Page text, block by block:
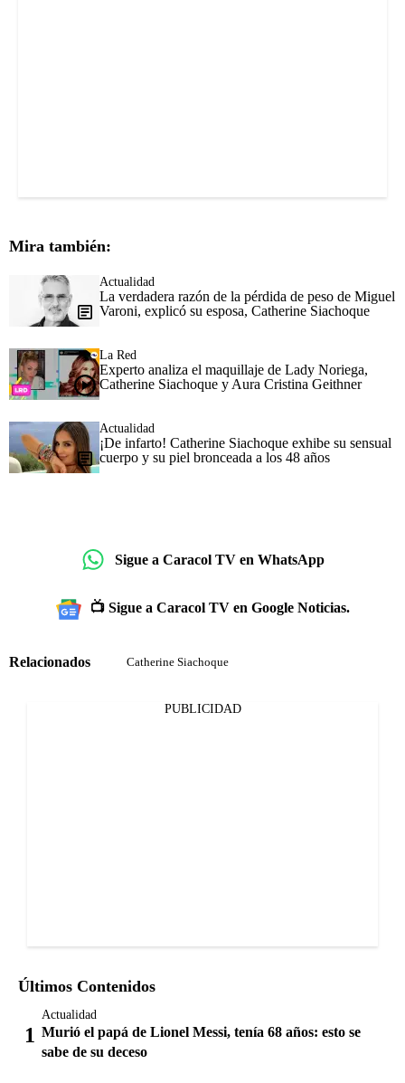
Mira también:
Actualidad
La verdadera razón de la pérdida de peso de Miguel
Varoni, explicó su esposa, Catherine Siachoque
La Red
Experto analiza el maquillaje de Lady Noriega,
Catherine Siachoque y Aura Cristina Geithner
Actualidad
¡De infarto! Catherine Siachoque exhibe su sensual
cuerpo y su piel bronceada a los 48 años
Sigue a Caracol TV en WhatsApp
📺 Sigue a Caracol TV en Google Noticias.
Relacionados Catherine Siachoque
PUBLICIDAD
Últimos Contenidos
Actualidad
Murió el papá de Lionel Messi, tenía 68 años: esto se
sabe de su deceso